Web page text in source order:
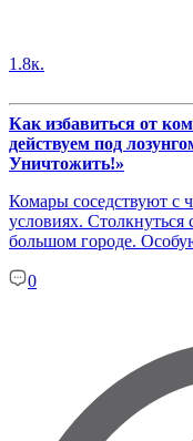
1.8к.
Как избавиться от
действуем под
Уничтожить!»
Комары соседствуют с
условиях.
большом городе.
0